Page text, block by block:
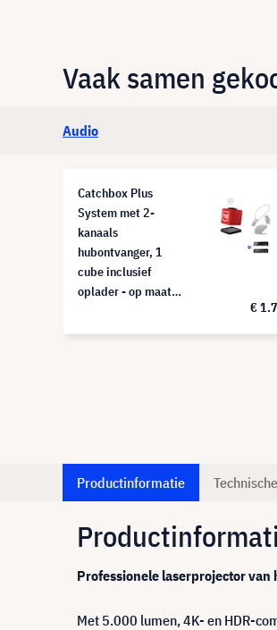
Vaak samen
Audio
Catchbox Plus
System met 2-
kanaals
hubontvanger, 1
cube inclusief
oplader - op maat
keuze)
€
Productinformatie
Professionele laserprojector
Met 5.000 lumen, 4K- en HDR-